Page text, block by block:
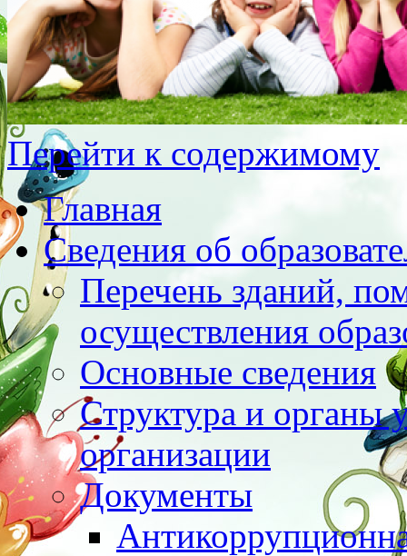
Перейти к содержимому
Главная
Сведения об
Перечень зданий,
осуществления
Основные сведения
Структура и органы
организации
Документы